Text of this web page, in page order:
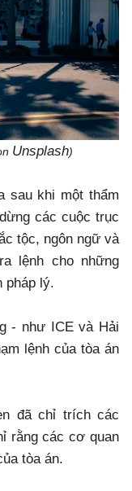
Unsplash)
sau khi một thẩm
các cuộc trục
tộc, ngôn ngữ và
lệnh cho những
pháp lý.
- như ICE và Hải
lệnh của tòa án
đã chỉ trích các
rằng các cơ quan
tòa án.